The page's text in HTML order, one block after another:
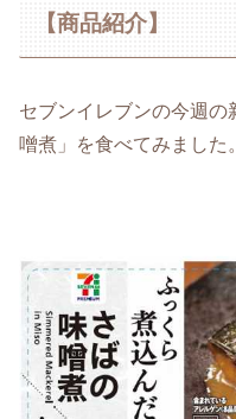
【商品紹介】
セブンイレブンの今週
噌煮」を食べてみました。